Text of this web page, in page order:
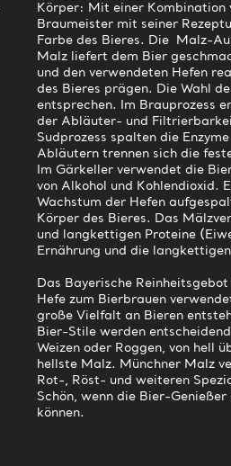
Körper: Mit einer Kombination
Braumeister mit seiner
Farbe des Bieres. Die Malz-
Malz liefert dem Bier
und den verwendeten Hefen
des Bieres prägen. Die Wahl
entsprechen. Im Brauprozess
der Abläuter- und
Sudprozess spalten die
Abläutern trennen sich die
Im Gärkeller verwendet die
von Alkohol und Kohlendioxid.
Wachstum der Hefen
Körper des Bieres. Das
und langkettigen Proteine
Ernährung und die
Das Bayerische
Hefe zum Bierbrauen
große Vielfalt an Bieren
Bier-Stile werden
Weizen oder Roggen, von hell
hellste Malz. Münchner Malz
Rot-, Röst- und weiteren
Schön, wenn die Bier-
können.